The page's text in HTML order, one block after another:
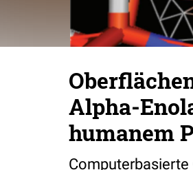
Alpha-
humanem